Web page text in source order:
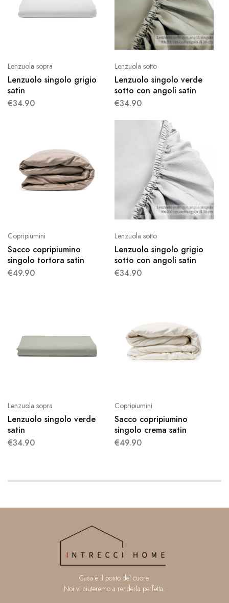
Lenzuola sopra
Lenzuolo singolo grigio
satin
€34.90
Lenzuola sotto
Lenzuolo singolo verde
sotto con angoli satin
€34.90
Copripiumini
Sacco copripiumino
singolo tortora satin
€49.90
Lenzuola sotto
Lenzuolo singolo grigio
sotto con angoli satin
€34.90
Lenzuola sopra
Lenzuolo singolo verde
satin
€34.90
Copripiumini
Sacco copripiumino
singolo crema satin
€49.90
Casa è il posto del cuore.
Noi vi aiuteremo a renderla perfetta.